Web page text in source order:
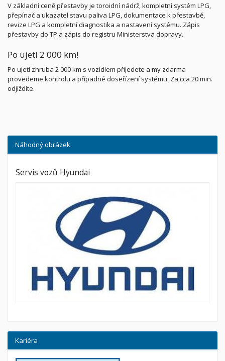
V základní ceně přestavby je toroidní nádrž, kompletní systém LPG,
přepínač a ukazatel stavu paliva LPG, dokumentace k přestavbě,
revize LPG a kompletní diagnostika a nastavení systému. Zápis
přestavby do TP a zápis do registru Ministerstva dopravy.
Po ujetí 2 000 km!
Po ujetí zhruba 2 000 km s vozidlem přijedete a my zdarma
provedeme kontrolu a případné doseřízení systému. Za cca 20 min.
odjíždíte.
Náhodný obrázek
Servis vozů Hyundai
Kariéra